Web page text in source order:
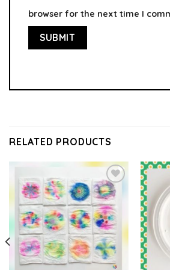
browser for the next time I
RELATED PRODUCTS
Add to
wishlist